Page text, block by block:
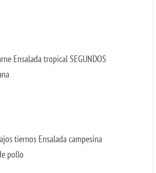
Ensalada tropical SEGUNDOS
tiernos Ensalada campesina
pollo